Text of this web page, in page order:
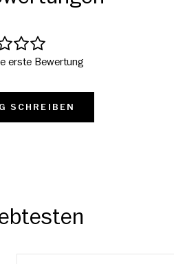
erste Bewertung
SCHREIBEN